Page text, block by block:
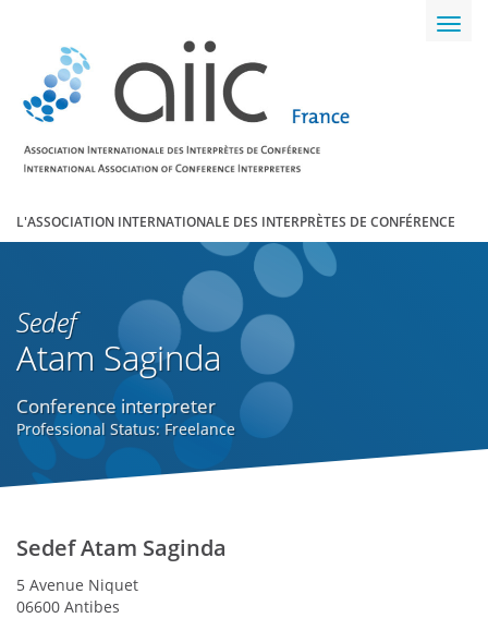
L'ASSOCIATION INTERNATIONALE DES INTERPRÈTES DE CONFÉRENCE
Sedef
Atam Saginda
Conference interpreter
Professional Status: Freelance
Sedef Atam Saginda
5 Avenue Niquet
06600 Antibes